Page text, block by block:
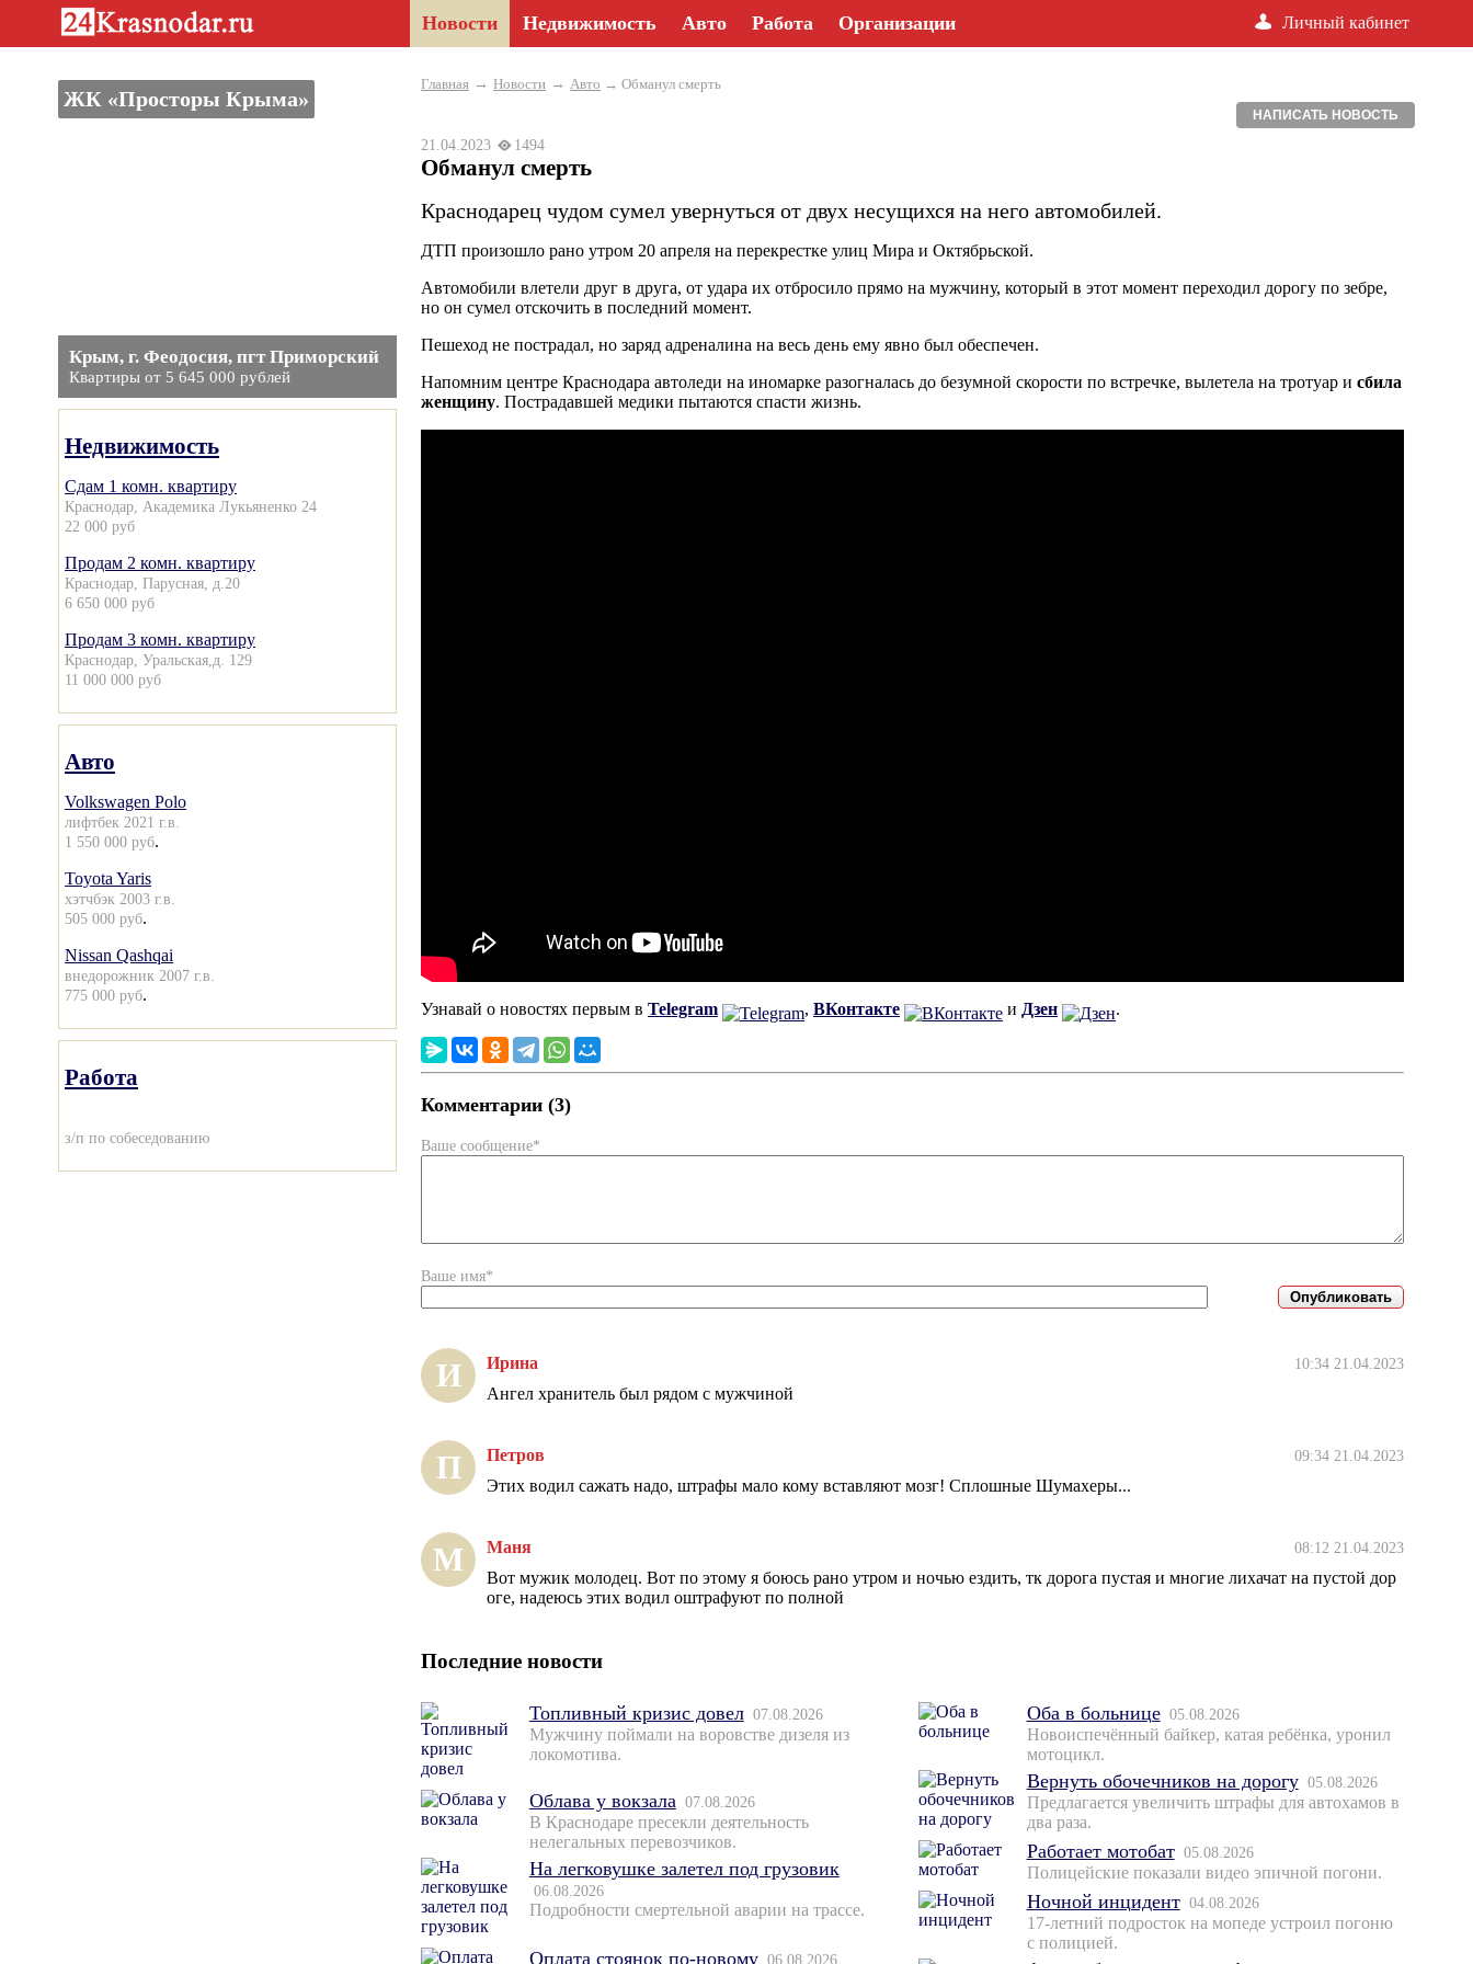
Новости Недвижимость Авто Работа Организации Личный кабинет
ЖК «Просторы Крыма»
Крым, г. Феодосия, пгт Приморский
Квартиры от 5 645 000 рублей
Недвижимость
Сдам 1 комн. квартиру
Краснодар, Академика Лукьяненко 24
22 000 руб
Продам 2 комн. квартиру
Краснодар, Парусная, д.20
6 650 000 руб
Продам 3 комн. квартиру
Краснодар, Уральская,д. 129
11 000 000 руб
Авто
Volkswagen Polo
лифтбек 2021 г.в.
1 550 000 руб.
Toyota Yaris
хэтчбэк 2003 г.в.
505 000 руб.
Nissan Qashqai
внедорожник 2007 г.в.
775 000 руб.
Работа
з/п по собеседованию
Главная → Новости → Авто → Обманул смерть
НАПИСАТЬ НОВОСТЬ
21.04.2023 1494
Обманул смерть
Краснодарец чудом сумел увернуться от двух несущихся на него автомобилей.
ДТП произошло рано утром 20 апреля на перекрестке улиц Мира и Октябрьской.
Автомобили влетели друг в друга, от удара их отбросило прямо на мужчину, который в этот момент переходил дорогу по зебре,
но он сумел отскочить в последний момент.
Пешеход не пострадал, но заряд адреналина на весь день ему явно был обеспечен.
Напомним центре Краснодара автоледи на иномарке разогналась до безумной скорости по встречке, вылетела на тротуар и сбила
женщину. Пострадавшей медики пытаются спасти жизнь.
Узнавай о новостях первым в Telegram , ВКонтакте и Дзен .
Комментарии (3)
Ваше сообщение*
Ваше имя*
И Ирина 10:34 21.04.2023
Ангел хранитель был рядом с мужчиной
П Петров 09:34 21.04.2023
Этих водил сажать надо, штрафы мало кому вставляют мозг! Сплошные Шумахеры...
М Маня 08:12 21.04.2023
Вот мужик молодец. Вот по этому я боюсь рано утром и ночью ездить, тк дорога пустая и многие лихачат на пустой дор
оге, надеюсь этих водил оштрафуют по полной
Последние новости
Топливный кризис довел 07.08.2026
Мужчину поймали на воровстве дизеля из
локомотива.
Облава у вокзала 07.08.2026
В Краснодаре пресекли деятельность
нелегальных перевозчиков.
На легковушке залетел под грузовик
06.08.2026
Подробности смертельной аварии на трассе.
Оплата стоянок по-новому 06.08.2026
Оба в больнице 05.08.2026
Новоиспечённый байкер, катая ребёнка, уронил
мотоцикл.
Вернуть обочечников на дорогу 05.08.2026
Предлагается увеличить штрафы для автохамов в
два раза.
Работает мотобат 05.08.2026
Полицейские показали видео эпичной погони.
Ночной инцидент 04.08.2026
17-летний подросток на мопеде устроил погоню
с полицией.